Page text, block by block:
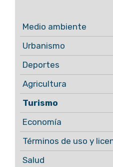
Medio ambiente
Urbanismo
Deportes
Agricultura
Turismo
Economía
Términos de uso y
Salud